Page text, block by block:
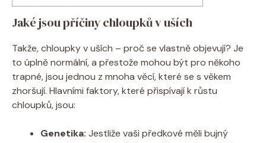
Jaké jsou příčiny chloupků v uších
Takže, chloupky v uších – proč se vlastně objevují? Je
to úplně normální, a přestože mohou být pro někoho
trapné, jsou jednou z mnoha věcí, které se s věkem
zhoršují. Hlavními faktory, které přispívají k růstu
chloupků, jsou:
Genetika: Jestliže vaši předkové měli bujný